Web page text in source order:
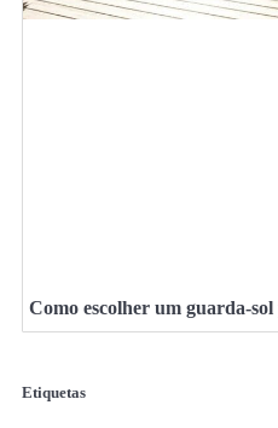
Como escolher um guarda-
Etiquetas